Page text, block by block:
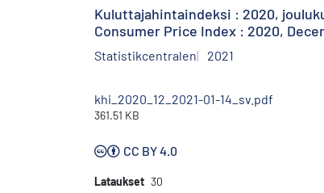
Kuluttajahintaindeksi : 2020,
Consumer Price Index : 2020,
Statistikcentralen 2021
khi_2020_12_2021-01-14_sv.pdf
361.51 KB
CC BY 4.0
Lataukset 30